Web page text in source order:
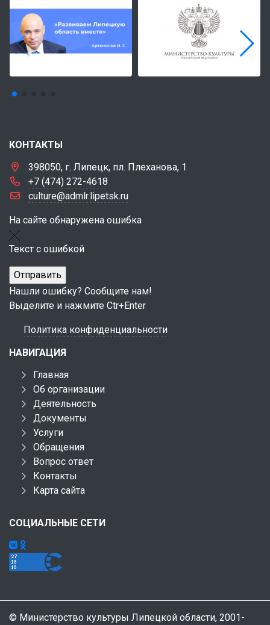
КОНТАКТЫ
398050, г. Липецк, пл. Плеханова, 1
+7 (474) 272-4618
culture@admlr.lipetsk.ru
На сайте обнаружена ошибка
Текст с ошибкой
Нашли ошибку? Сообщите нам!
Выделите и нажмите Ctr+Enter
Политика конфиденциальности
НАВИГАЦИЯ
Главная
Об организации
Деятельность
Документы
Услуги
Обращения
Вопрос ответ
Контакты
Карта сайта
СОЦИАЛЬНЫЕ СЕТИ
© Министерство культуры Липецкой области, 2001-